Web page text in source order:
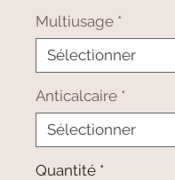
Multiusage *
Anticalcaire *
Quantité *